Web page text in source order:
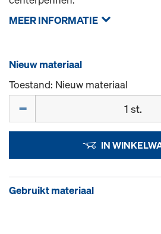
MEER INFORMATIE
Nieuw materiaal
Toestand: Nieuw materiaal
IN
Gebruikt materiaal